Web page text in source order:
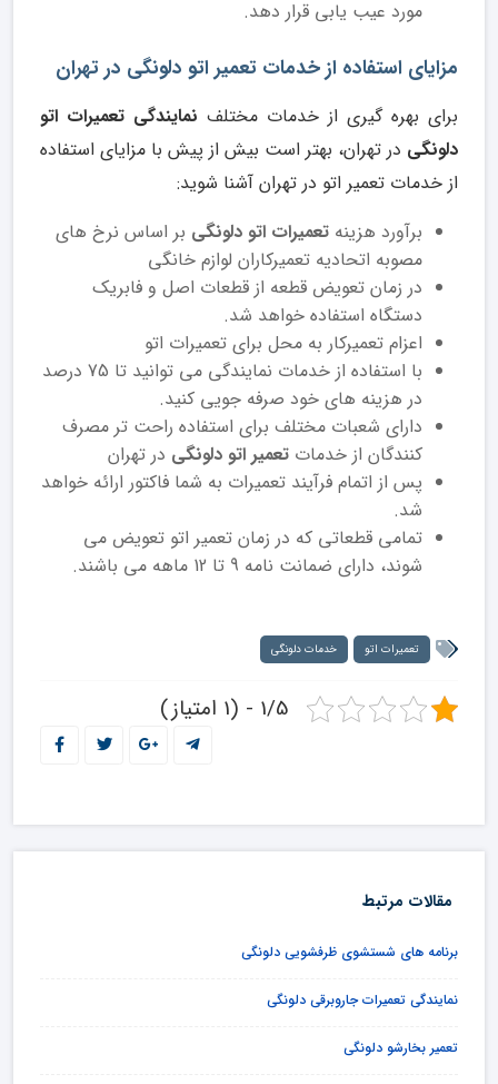
مورد عیب یابی قرار دهد.
مزایای استفاده از خدمات تعمیر اتو دلونگی در تهران
برای بهره گیری از خدمات مختلف نمایندگی تعمیرات اتو
دلونگی در تهران، بهتر است بیش از پیش با مزایای استفاده
از خدمات تعمیر اتو در تهران آشنا شوید:
برآورد هزینه تعمیرات اتو دلونگی بر اساس نرخ های
مصوبه اتحادیه تعمیرکاران لوازم خانگی
در زمان تعویض قطعه از قطعات اصل و فابریک
دستگاه استفاده خواهد شد.
اعزام تعمیرکار به محل برای تعمیرات اتو
با استفاده از خدمات نمایندگی می توانید تا 75 درصد
در هزینه های خود صرفه جویی کنید.
دارای شعبات مختلف برای استفاده راحت تر مصرف
کنندگان از خدمات تعمیر اتو دلونگی در تهران
پس از اتمام فرآیند تعمیرات به شما فاکتور ارائه خواهد
شد.
تمامی قطعاتی که در زمان تعمیر اتو تعویض می
شوند، دارای ضمانت نامه 9 تا 12 ماهه می باشند.
تعمیرات اتو خدمات دلونگی
1/5 - (1 امتیاز)
مقالات مرتبط
برنامه های شستشوی ظرفشویی دلونگی
نمایندگی تعمیرات جاروبرقی دلونگی
تعمیر بخارشو دلونگی